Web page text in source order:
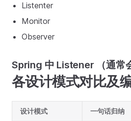
Listenter
Monitor
Observer
Spring 中 Listener （通常
各设计模式对比及
设计模式 一句话归纳